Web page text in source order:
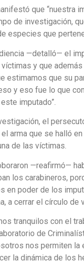
que “nuestra
de investigación,
especies que
—detalló— el
y que
estimamos que su
y eso fue lo que
imputado”.
el
arma que se halló
de las víctimas.
—reafirmó—
los carabineros,
en poder de los
a cerrar el círculo de
tranquilos con el
de
nos permiten
la dinámica de los